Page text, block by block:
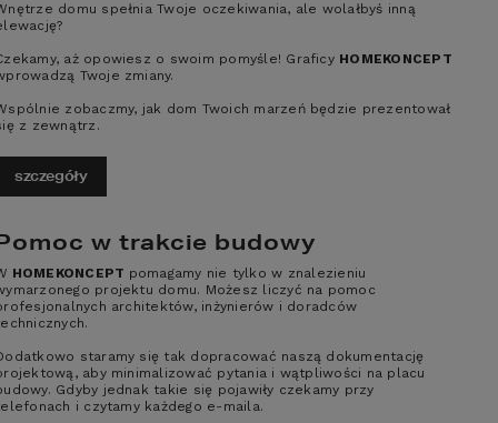
domu spełnia Twoje oczekiwania, ale wolałbyś inną
aż opowiesz o swoim pomyśle! Graficy HOMEKONCEPT
Twoje zmiany.
zobaczmy, jak dom Twoich marzeń będzie prezentował
z zewnątrz.
szczegóły
w trakcie budowy
HOMEKONCEPT pomagamy nie tylko w znalezieniu
projektu domu. Możesz liczyć na pomoc
architektów, inżynierów i doradców
staramy się tak dopracować naszą dokumentację
aby minimalizować pytania i wątpliwości na placu
Gdyby jednak takie się pojawiły czekamy przy
i czytamy każdego e-maila.
mieszkańców. Jest również wizytówką,
połączona z oryginalnymi elementami
nieruchomości. Ważnym elementem
wykańczania powierzchni, korzyści z
ochroną mienia, jej wygląd podkreśli
wzorów sprosta oczekiwaniom